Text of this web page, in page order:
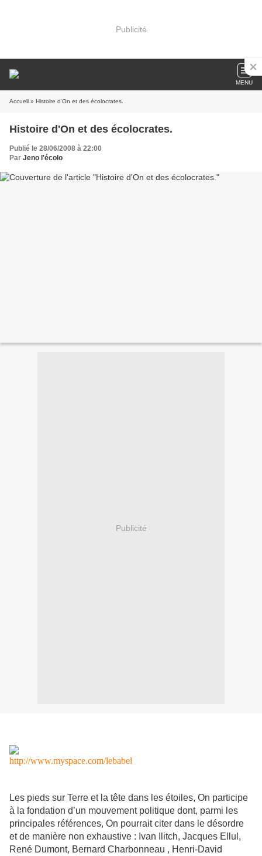
Publicité
MENU
Accueil » Histoire d'On et des écolocrates.
Histoire d'On et des écolocrates.
Publié le 28/06/2008 à 22:00
Par Jeno l'écolo
Publicité
http://www.myspace.com/lebabel
Les pieds sur Terre et la tête dans les étoiles, On participe
à la fondation d’un mouvement politique dont, parmi les
principales références, On pourrait citer dans le désordre
et de manière non exhaustive : Ivan Ilitch, Jacques Ellul,
René Dumont, Bernard Charbonneau , Henri-David